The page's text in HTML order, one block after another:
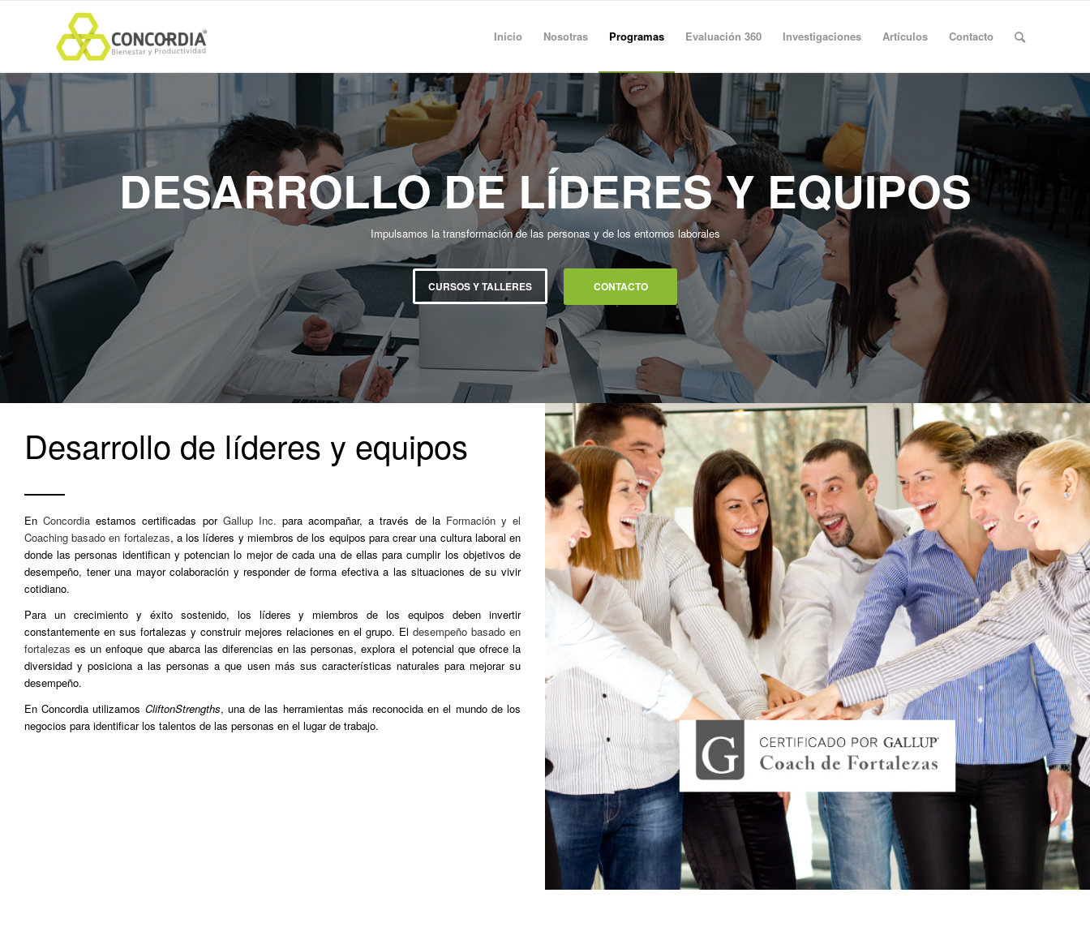
Inicio Nosotras Programas Evaluación 360 Investigaciones Artículos Contacto
DESARROLLO DE LÍDERES Y EQUIPOS
Impulsamos la transformación de las personas y de los entornos laborales
CURSOS Y TALLERES CONTACTO
Desarrollo de líderes y equipos
EnConcordia estamos certificadas por Gallup Inc. para acompañar, a través de la Formación y el
Coaching basado en fortalezas, a los líderes y miembros de los equipos para crear una cultura laboral en
donde las personas identifican y potencian lo mejor de cada una de ellas para cumplir los objetivos de
desempeño, tener una mayor colaboración y responder de forma efectiva a las situaciones de su vivir
cotidiano.
Para un crecimiento y éxito sostenido, los líderes y miembros de los equipos deben invertir
constantemente en sus fortalezas y construir mejores relaciones en el grupo. El desempeño basado en
fortalezas es un enfoque que abarca las diferencias en las personas, explora el potencial que ofrece la
diversidad y posiciona a las personas a que usen más sus características naturales para mejorar su
desempeño.
En Concordia utilizamos CliftonStrengths, una de las herramientas más reconocida en el mundo de los
negocios para identificar los talentos de las personas en el lugar de trabajo.